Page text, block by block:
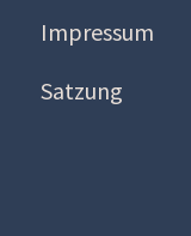
Impressum
Satzung